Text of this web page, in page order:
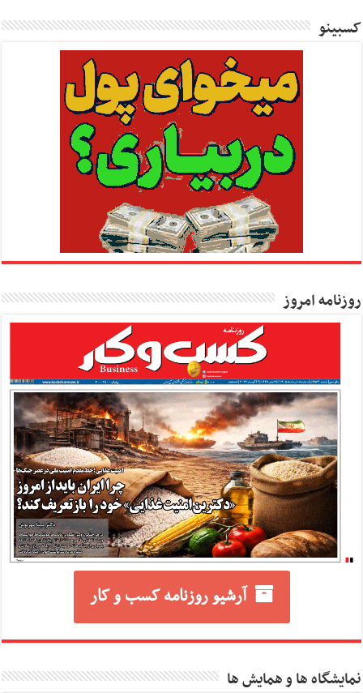
کسبینو
روزنامه امروز
آرشیو روزنامه کسب و کار
نمایشگاه ها و همایش ها